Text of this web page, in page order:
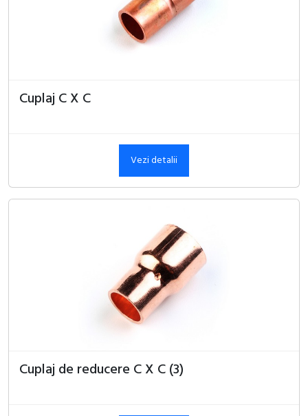
Cuplaj C X C
Vezi detalii
Cuplaj de reducere C X C (3)